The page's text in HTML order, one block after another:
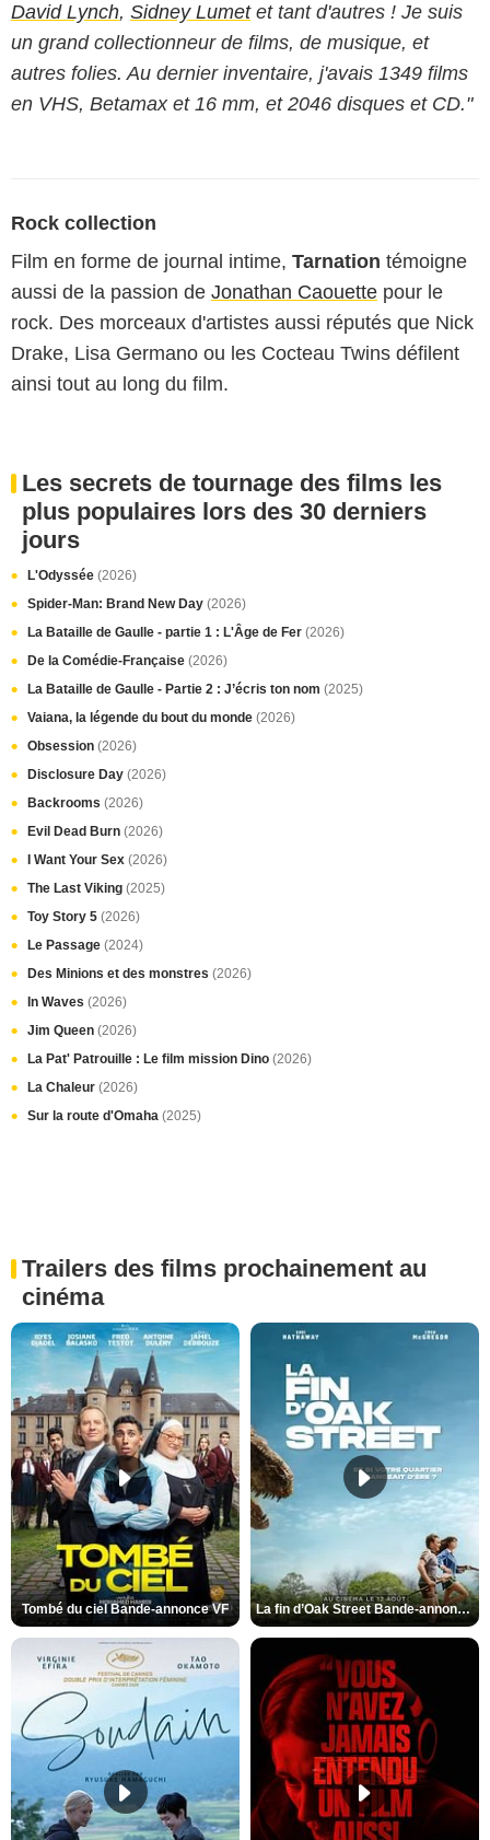
David Lynch, Sidney Lumetet tant d'autres ! Je suis
un grand collectionneur de films, de musique, et
autres folies. Au dernier inventaire, j'avais 1349 films
en VHS, Betamax et 16 mm, et 2046 disques et CD."
Rock collection
Film en forme de journal intime, Tarnation témoigne
aussi de la passion de Jonathan Caouette pour le
rock. Des morceaux d'artistes aussi réputés que Nick
Drake, Lisa Germano ou les Cocteau Twins défilent
ainsi tout au long du film.
Les secrets de tournage des films les
plus populaires lors des 30 derniers
jours
L'Odyssée (2026)
Spider-Man: Brand New Day (2026)
La Bataille de Gaulle - partie 1 : L'Âge de Fer (2026)
De la Comédie-Française (2026)
La Bataille de Gaulle - Partie 2 : J’écris ton nom (2025)
Vaiana, la légende du bout du monde (2026)
Obsession (2026)
Disclosure Day (2026)
Backrooms (2026)
Evil Dead Burn (2026)
I Want Your Sex (2026)
The Last Viking (2025)
Toy Story 5 (2026)
Le Passage (2024)
Des Minions et des monstres (2026)
In Waves (2026)
Jim Queen (2026)
La Pat' Patrouille : Le film mission Dino (2026)
La Chaleur (2026)
Sur la route d'Omaha (2025)
Trailers des films prochainement au
cinéma
Tombé du ciel Bande-annonce VF La fin d’Oak Street Bande-annonce VO STFR